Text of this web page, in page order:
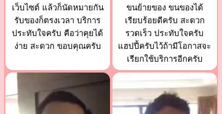
เว็บไซต์ แล้วก็นัดหมายกัน
รับของก็ตรงเวลา บริการ
ประทับใจครับ คือว่าคุยได้
ง่าย สะดวก ขอบคุณครับ
ขนย้ายของ ขนของได้
เรียบร้อยดีครับ สะดวก
รวดเร็ว ประทับใจครับ
แฮปปี้ครับไว้ถ้ามีโอกาสจะ
เรียกใช้บริการอีกครับ